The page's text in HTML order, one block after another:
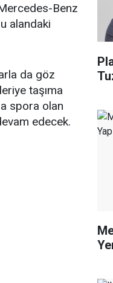
Benz
alandaki
da göz
taşıma
spora olan
edecek.